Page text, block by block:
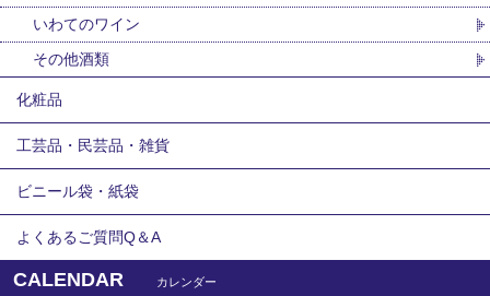
いわてのワイン
その他酒類
化粧品
工芸品・民芸品・雑貨
ビニール袋・紙袋
よくあるご質問Q＆A
CALENDAR カレンダー